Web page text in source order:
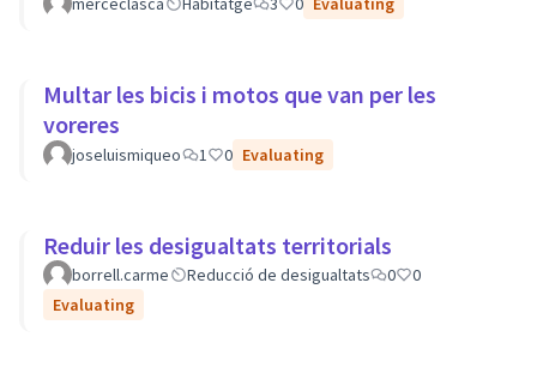
Multar les bicis i motos que van per les
voreres
joseluismiqueo 1 0 Evaluating
Reduir les desigualtats territorials
borrell.carme Reducció de desigualtats 0
0
Evaluating